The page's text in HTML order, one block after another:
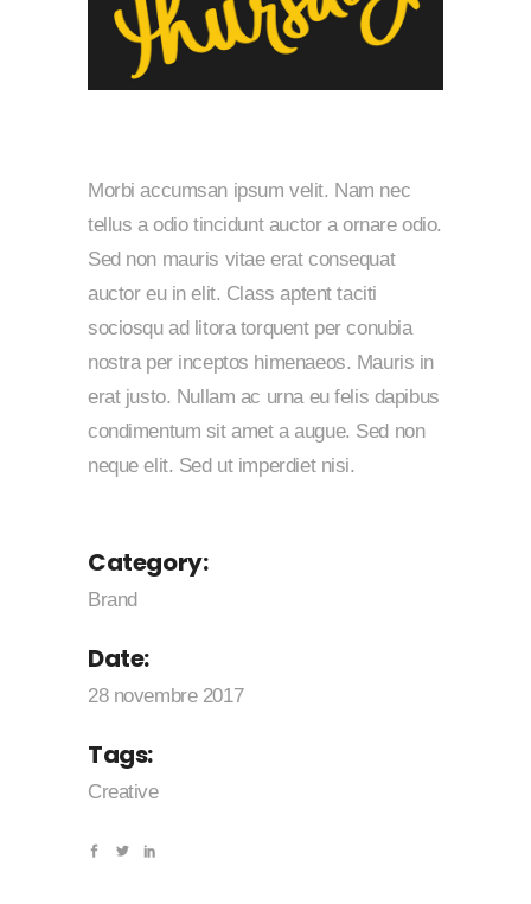
Morbi accumsan ipsum velit. Nam nec
tellus a odio tincidunt auctor a ornare odio.
Sed non mauris vitae erat consequat
auctor eu in elit. Class aptent taciti
sociosqu ad litora torquent per conubia
nostra per inceptos himenaeos. Mauris in
erat justo. Nullam ac urna eu felis dapibus
condimentum sit amet a augue. Sed non
neque elit. Sed ut imperdiet nisi.
Category:
Brand
Date:
28 novembre 2017
Tags:
Creative